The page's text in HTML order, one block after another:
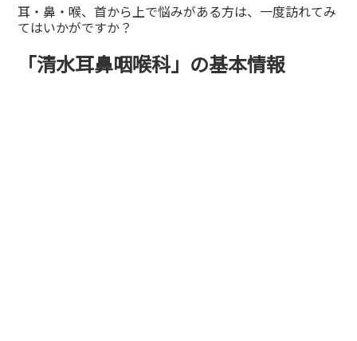
耳・鼻・喉、首から上で悩みがある方は、一度訪れてみ
てはいかがですか？
「清水耳鼻咽喉科」の基本情報